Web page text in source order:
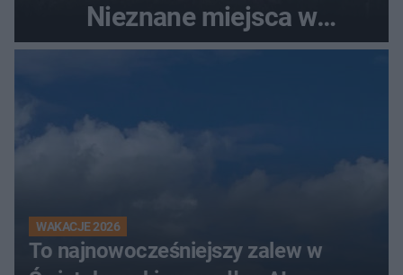
Nieznane miejsca w
Świętokrzyskiem
WAKACJE 2026
To najnowocześniejszy zalew w